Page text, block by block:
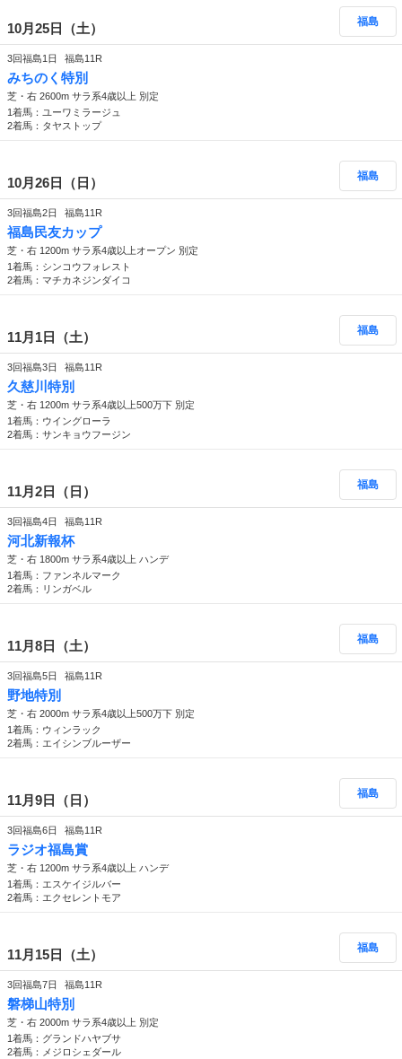
10月25日（土） 福島
3回福島1日 福島11R
みちのく特別
芝・右 2600m サラ系4歳以上 別定
1着馬：ユーワミラージュ
2着馬：タヤストップ
10月26日（日） 福島
3回福島2日 福島11R
福島民友カップ
芝・右 1200m サラ系4歳以上オープン 別定
1着馬：シンコウフォレスト
2着馬：マチカネジンダイコ
11月1日（土） 福島
3回福島3日 福島11R
久慈川特別
芝・右 1200m サラ系4歳以上500万下 別定
1着馬：ウイングローラ
2着馬：サンキョウフージン
11月2日（日） 福島
3回福島4日 福島11R
河北新報杯
芝・右 1800m サラ系4歳以上 ハンデ
1着馬：ファンネルマーク
2着馬：リンガベル
11月8日（土） 福島
3回福島5日 福島11R
野地特別
芝・右 2000m サラ系4歳以上500万下 別定
1着馬：ウィンラック
2着馬：エイシンブルーザー
11月9日（日） 福島
3回福島6日 福島11R
ラジオ福島賞
芝・右 1200m サラ系4歳以上 ハンデ
1着馬：エスケイジルバー
2着馬：エクセレントモア
11月15日（土） 福島
3回福島7日 福島11R
磐梯山特別
芝・右 2000m サラ系4歳以上 別定
1着馬：グランドハヤブサ
2着馬：メジロシェダール